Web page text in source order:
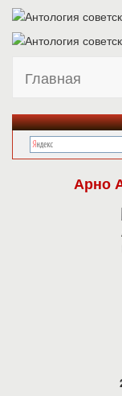
Главная
Арно